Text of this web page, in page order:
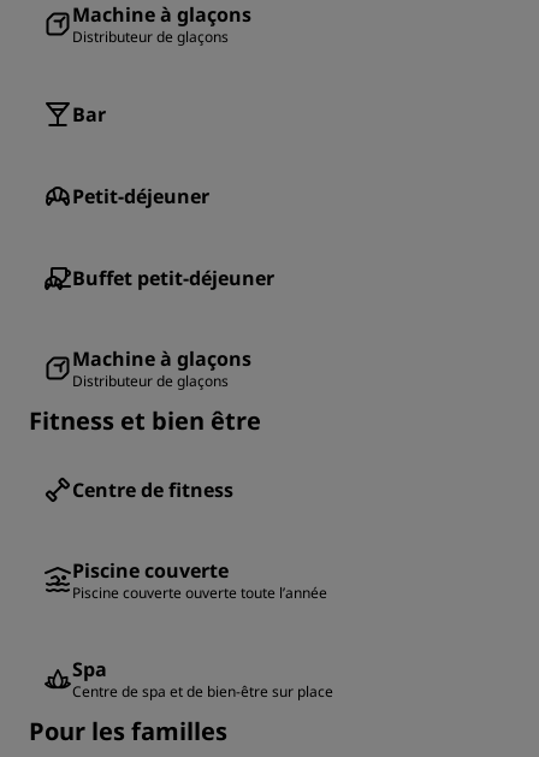
Machine à glaçons
Distributeur de glaçons
Bar
Petit-déjeuner
Buffet petit-déjeuner
Machine à glaçons
Distributeur de glaçons
Fitness et bien être
Centre de fitness
Piscine couverte
Piscine couverte ouverte toute l’année
Spa
Centre de spa et de bien-être sur place
Pour les familles